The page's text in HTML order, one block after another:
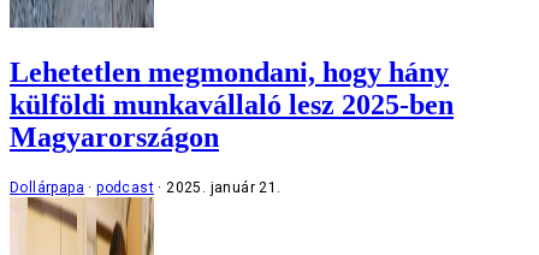
Lehetetlen megmondani, hogy hány
külföldi munkavállaló lesz 2025-ben
Magyarországon
Dollárpapa podcast 2025. január 21.